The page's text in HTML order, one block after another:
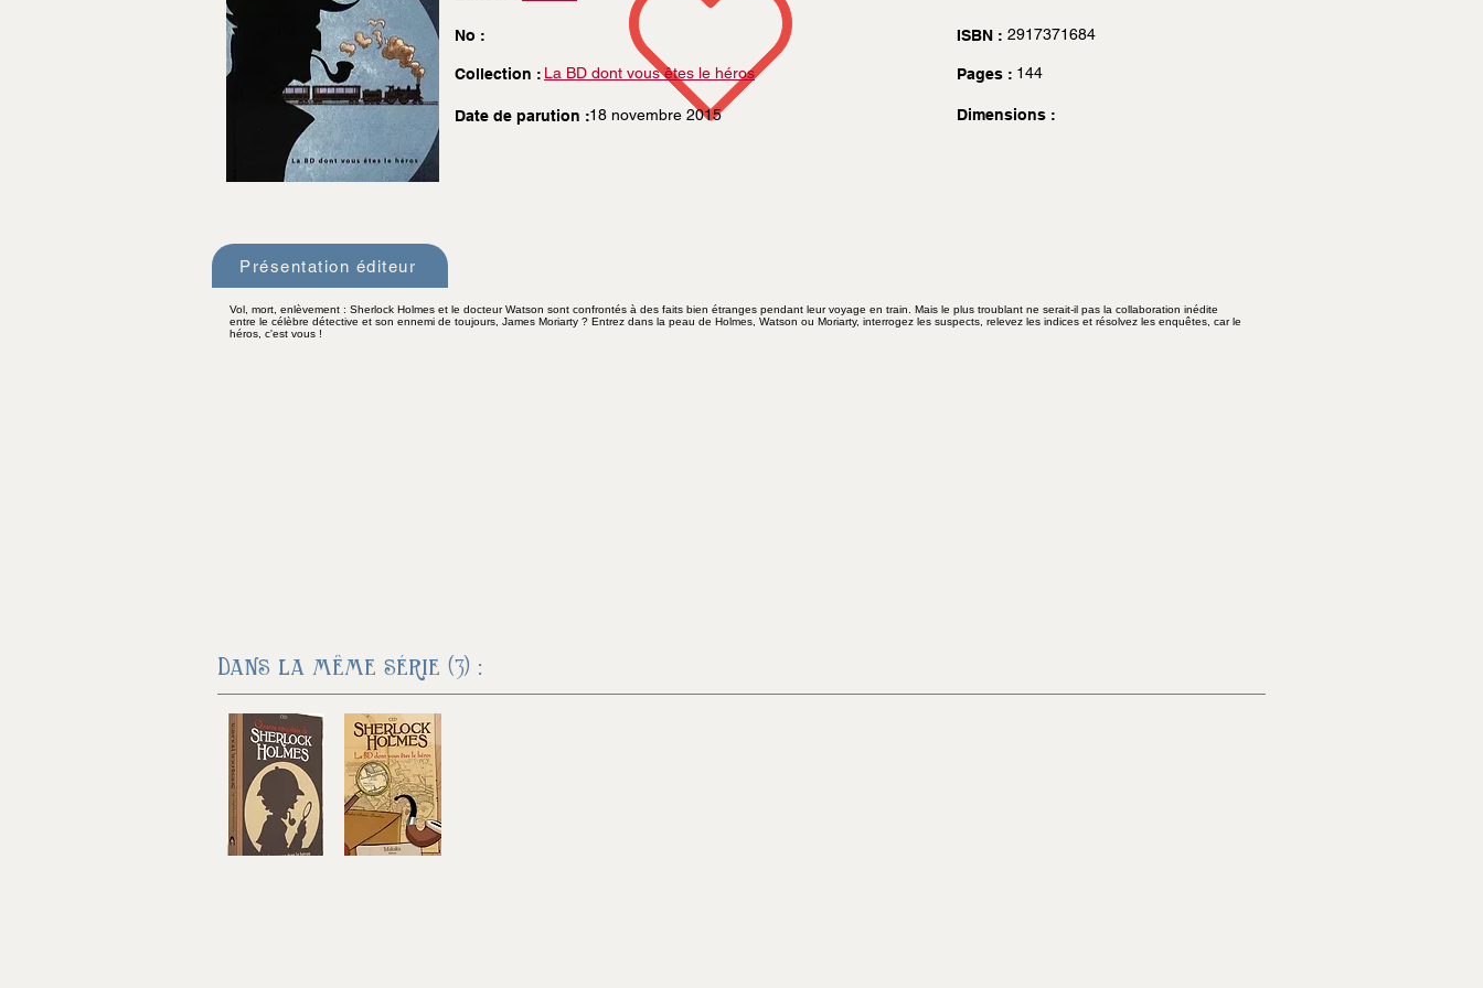
No :
Collection : La BD dont vous êtes le héros
Date de parution :18 novembre 2015
ISBN : 2917371684
Pages : 144
Dimensions :
Présentation éditeur
Vol, mort, enlèvement : Sherlock Holmes et le docteur Watson sont confrontés à des faits bien étranges pendant leur voyage en train. Mais le plus troublant ne serait-il pas la collaboration inédite
entre le célèbre détective et son ennemi de toujours, James Moriarty ? Entrez dans la peau de Holmes, Watson ou Moriarty, interrogez les suspects, relevez les indices et résolvez les enquêtes, car le
héros, c'est vous !
Dans la même série (3) :